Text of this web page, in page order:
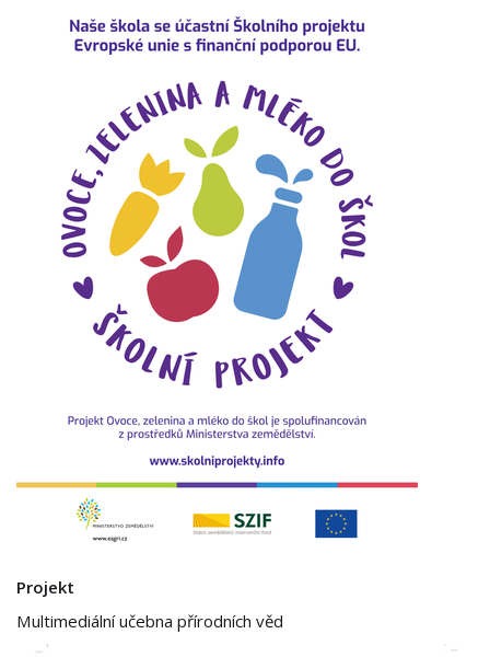
Projekt
Multimediální učebna přírodních věd